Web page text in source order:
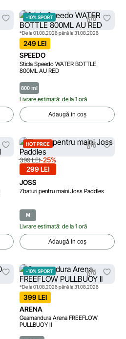
-10% SPORT
*De la 01.08.2026 până la 31.08.2026
249 LEI
SPEEDO
Sticla Speedo WATER BOTTLE
800ML AU RED
800 ml
Livrare estimată: de la 1 oră
Adaugă in coș
HOT PRICE
399 LEI-25%
299 LEI
JOSS
Zbaturi pentru maini Joss Paddles
M
Livrare estimată: de la 1 oră
Adaugă in coș
-10% SPORT
*De la 01.08.2026 până la 31.08.2026
399 LEI
ARENA
Geamandura Arena FREEFLOW
PULLBUOY II